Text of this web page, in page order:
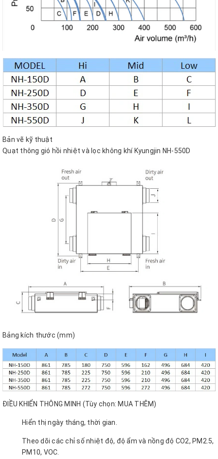
Bản vẽ kỹ thuật
Quạt thông gió hồi nhiệt và lọc không khí Kyungjin NH-550D
Bảng kích thước (mm)
ĐIỀU KHIỂN THÔNG MINH (Tùy chọn: MUA THÊM)
Hiển thị ngày tháng, thời gian.
Theo dõi các chỉ số nhiệt độ, độ ẩm và nồng độ CO2, PM2.5,
PM10, VOC.